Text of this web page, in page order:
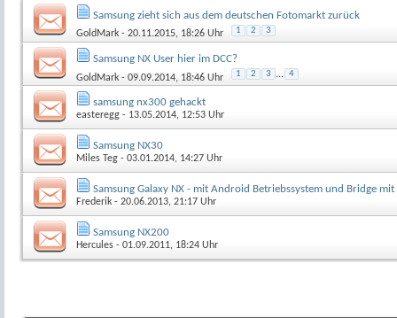
Samsung zieht sich aus dem deutschen Fotomarkt zurück
GoldMark - 20.11.2015, 18:26 Uhr 1 2 3
Samsung NX User hier im DCC?
GoldMark - 09.09.2014, 18:46 Uhr 1 2 3 ... 4
samsung nx300 gehackt
easteregg - 13.05.2014, 12:53 Uhr
Samsung NX30
Miles Teg - 03.01.2014, 14:27 Uhr
Samsung Galaxy NX - mit Android Betriebssystem und Bridge
Frederik - 20.06.2013, 21:17 Uhr
Samsung NX200
Hercules - 01.09.2011, 18:24 Uhr